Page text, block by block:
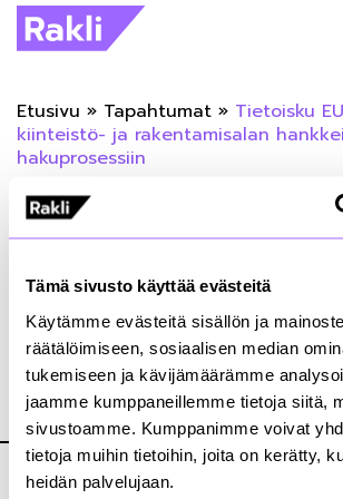
Tämä sivusto käyttää evästeitä
Käytämme evästeitä sisällön ja
räätälöimiseen, sosiaalisen median
tukemiseen ja kävijämäärämme
jaamme kumppaneillemme tietoja siitä,
sivustoamme. Kumppanimme voivat
tietoja muihin tietoihin, joita on kerätty,
heidän palvelujaan.
Etusivu » Tapahtumat » Tietoisku
kiinteistö- ja rakentamisalan
hakuprosessiin
« Takaisin tapahtumiin
Tietoisku EU-rahoituksesta
rakentamisalan hankkeille –
hakuprosessiin
06.10.2020